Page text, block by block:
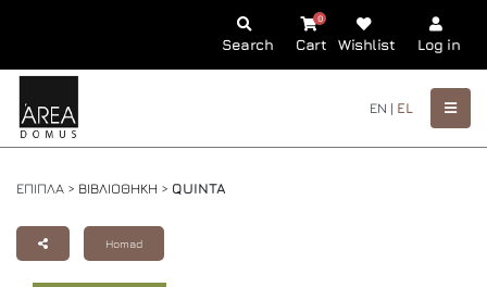
Search Cart
0
Wishlist Log in
EN | EL
ΕΠΙΠΛΑ > ΒΙΒΛΙΟΘΗΚΗ > QUINTA
Homad